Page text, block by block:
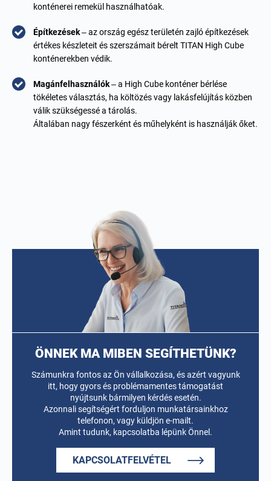
konténerei remekül használhatóak.
Építkezések– az ország egész területén zajló építkezések
értékes készleteit és szerszámait bérelt TITAN High Cube
konténerekben védik.
Magánfelhasználók– a High Cube konténer bérlése
tökéletes választás, ha költözés vagy lakásfelújítás közben
válik szükségessé a tárolás.
Általában nagy fészerként és műhelyként is használják őket.
ÖNNEK MA MIBEN SEGÍTHETÜNK?
Számunkra fontos az Ön vállalkozása, és azért vagyunk
itt, hogy gyors és problémamentes támogatást
nyújtsunk bármilyen kérdés esetén.
Azonnali segítségért forduljon munkatársainkhoz
telefonon, vagy küldjön e-mailt.
Amint tudunk, kapcsolatba lépünk Önnel.
KAPCSOLATFELVÉTEL